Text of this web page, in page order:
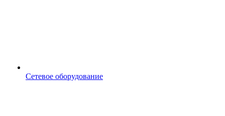
Сетевое оборудование